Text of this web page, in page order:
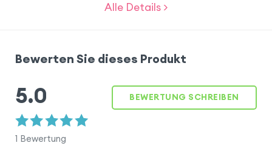
Alle Details >
Bewerten Sie dieses Produkt
5.0
1 Bewertung
BEWERTUNG SCHREIBEN